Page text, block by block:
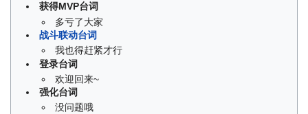
获得MVP台词
多亏了大家
战斗联动台词
我也得赶紧才行
登录台词
欢迎回来~
强化台词
没问题哦